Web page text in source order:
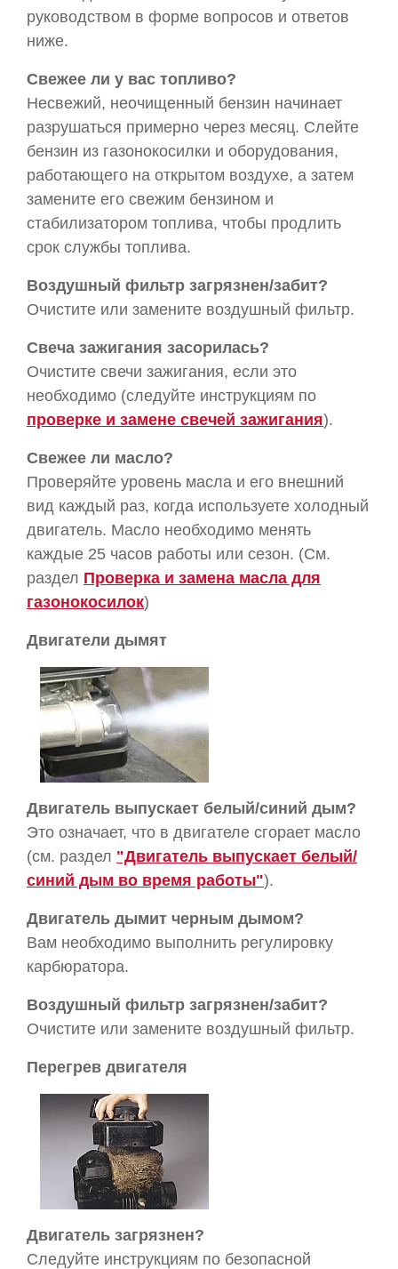
руководством в форме вопросов и ответов
ниже.
Свежее ли у вас топливо?
Несвежий, неочищенный бензин начинает
разрушаться примерно через месяц. Слейте
бензин из газонокосилки и оборудования,
работающего на открытом воздухе, а затем
замените его свежим бензином и
стабилизатором топлива, чтобы продлить
срок службы топлива.
Воздушный фильтр загрязнен/забит?
Очистите или замените воздушный фильтр.
Свеча зажигания засорилась?
Очистите свечи зажигания, если это
необходимо (следуйте инструкциям по
проверке и замене свечей зажигания).
Свежее ли масло?
Проверяйте уровень масла и его внешний
вид каждый раз, когда используете холодный
двигатель. Масло необходимо менять
каждые 25 часов работы или сезон. (См.
раздел Проверка и замена масла для
газонокосилок)
Двигатели дымят
Двигатель выпускает белый/синий дым?
Это означает, что в двигателе сгорает масло
(см. раздел "Двигатель выпускает белый/
синий дым во время работы").
Двигатель дымит черным дымом?
Вам необходимо выполнить регулировку
карбюратора.
Воздушный фильтр загрязнен/забит?
Очистите или замените воздушный фильтр.
Перегрев двигателя
Двигатель загрязнен?
Следуйте инструкциям по безопасной